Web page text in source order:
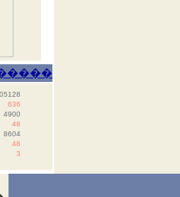
636
4900
48
8604
48
3